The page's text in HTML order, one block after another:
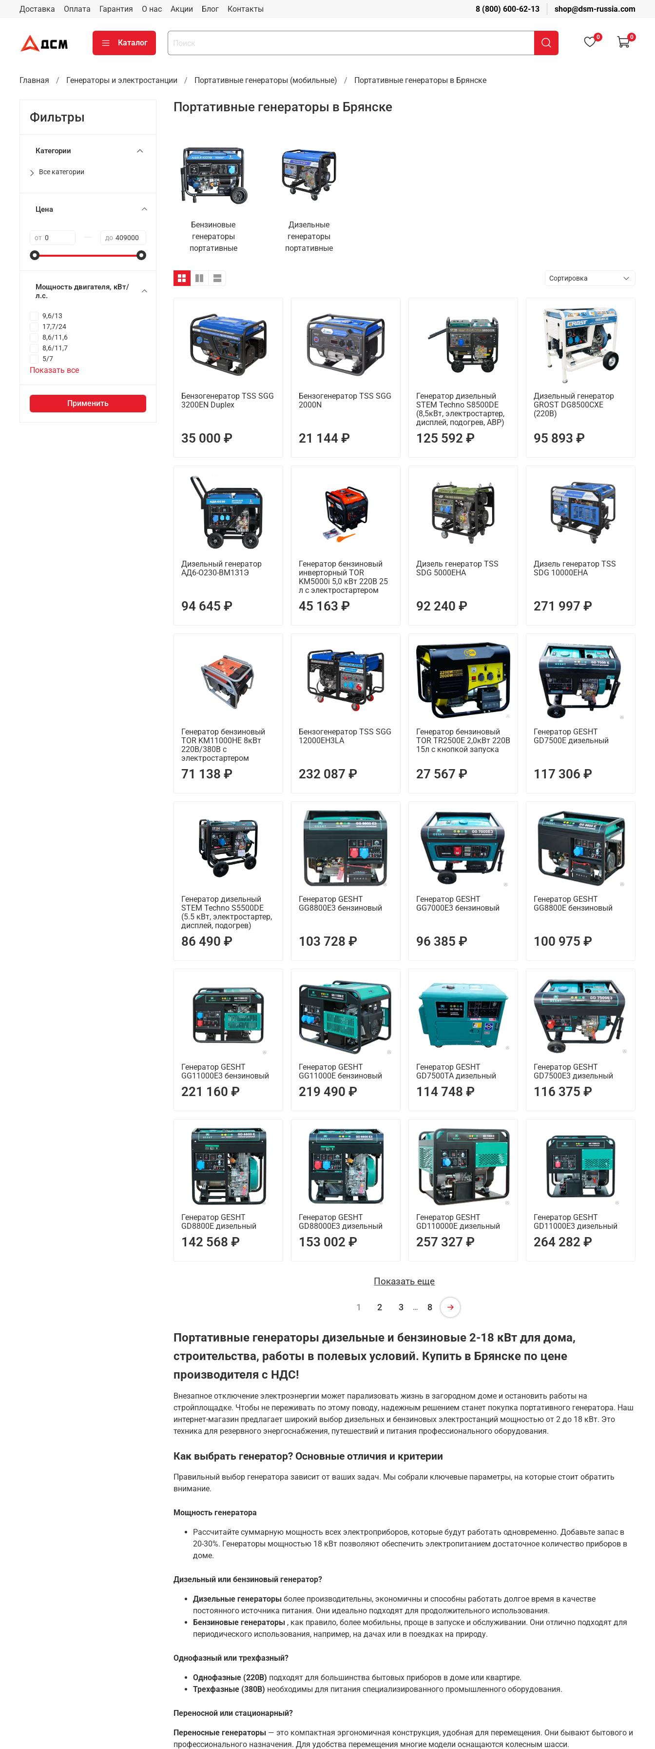
Доставка Оплата Гарантия О нас Акции Блог Контакты 8 (800) 600-62-13 shop@dsm-russia.com
Каталог
0 0
Главная Генераторы и электростанции Портативные генераторы (мобильные) Портативные генераторы в Брянске
Портативные генераторы в Брянске
Бензиновые
генераторы
портативные
Дизельные
генераторы
портативные
Бензогенератор TSS SGG
3200EN Duplex
35 000 ₽
Бензогенератор TSS SGG
2000N
21 144 ₽
Генератор дизельный
STEM Techno S8500DE
(8,5кВт, электростартер,
дисплей, подогрев, АВР)
125 592 ₽
Дизельный генератор
GROST DG8500CXE
(220В)
95 893 ₽
Дизельный генератор
АД6-О230-ВМ131Э
94 645 ₽
Генератор бензиновый
инверторный TOR
KM5000i 5,0 кВт 220В 25
л с электростартером
45 163 ₽
Дизель генератор TSS
SDG 5000EHA
92 240 ₽
Дизель генератор TSS
SDG 10000EHA
271 997 ₽
Генератор бензиновый
TOR KM11000HE 8кВт
220В/380В с
электростартером
71 138 ₽
Бензогенератор TSS SGG
12000EH3LA
232 087 ₽
Генератор бензиновый
TOR TR2500E 2,0кВт 220В
15л с кнопкой запуска
27 567 ₽
Генератор GESHT
GD7500E дизельный
117 306 ₽
Генератор дизельный
STEM Techno S5500DE
(5.5 кВт, электростартер,
дисплей, подогрев)
86 490 ₽
Генератор GESHT
GG8800E3 бензиновый
103 728 ₽
Генератор GESHT
GG7000Е3 бензиновый
96 385 ₽
Генератор GESHT
GG8800E бензиновый
100 975 ₽
Генератор GESHT
GG11000Е3 бензиновый
221 160 ₽
Генератор GESHT
GG11000E бензиновый
219 490 ₽
Генератор GESHT
GD7500TA дизельный
114 748 ₽
Генератор GESHT
GD7500E3 дизельный
116 375 ₽
Генератор GESHT
GD8800E дизельный
142 568 ₽
Генератор GESHT
GD88000E3 дизельный
153 002 ₽
Генератор GESHT
GD110000E дизельный
257 327 ₽
Генератор GESHT
GD11000E3 дизельный
264 282 ₽
Показать еще
1 2 3 … 8
Портативные генераторы дизельные и бензиновые 2-18 кВт для дома,
строительства, работы в полевых условий. Купить в Брянске по цене
производителя с НДС!
Внезапное отключение электроэнергии может парализовать жизнь в загородном доме и остановить работы на
стройплощадке. Чтобы не переживать по этому поводу, надежным решением станет покупка портативного генератора. Наш
интернет-магазин предлагает широкий выбор дизельных и бензиновых электростанций мощностью от 2 до 18 кВт. Это
техника для резервного энергоснабжения, путешествий и питания профессионального оборудования.
Как выбрать генератор? Основные отличия и критерии
Правильный выбор генератора зависит от ваших задач. Мы собрали ключевые параметры, на которые стоит обратить
внимание.
Мощность генератора
Рассчитайте суммарную мощность всех электроприборов, которые будут работать одновременно. Добавьте запас в
20-30%. Генераторы мощностью 18 кВт позволяют обеспечить электропитанием достаточное количество приборов в
доме.
Дизельный или бензиновый генератор?
Дизельные генераторыболее производительны, экономичны и способны работать долгое время в качестве
постоянного источника питания. Они идеально подходят для продолжительного использования.
Бензиновые генераторы, как правило, более мобильны, проще в запуске и обслуживании. Они отлично подходят для
периодического использования, например, на дачах или в поездках на природу.
Однофазный или трехфазный?
Однофазные (220В) подходят для большинства бытовых приборов в доме или квартире.
Трехфазные (380В) необходимы для питания специализированного промышленного оборудования.
Переносной или стационарный?
Переносные генераторы— это компактная эргономичная конструкция, удобная для перемещения. Они бывают бытового и
профессионального назначения. Для удобства перемещения многие модели оснащаются колесным шасси.
Фильтры
Категории
Все категории
Цена
от до
Мощность двигателя, кВт/
л.с.
9,6/13
17,7/24
8,6/11,6
8,6/11,7
5/7
Показать все
Применить